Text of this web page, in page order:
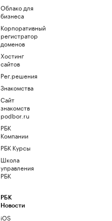
Облако для
бизнеса
Корпоративный
регистратор
доменов
Хостинг
сайтов
Рег.решения
Знакомства
Сайт
знакомств
podbor.ru
РБК
Компании
РБК Курсы
Школа
управления
РБК
РБК
Новости
iOS